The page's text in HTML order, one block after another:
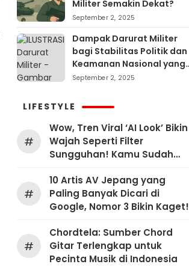
Militer Semakin Dekat?
September 2, 2025
Dampak Darurat Militer
bagi Stabilitas Politik dan
Keamanan Nasional yang
Sering Terlupakan
September 2, 2025
LIFESTYLE
#
Wow, Tren Viral ‘AI Look’ Bikin
Wajah Seperti Filter
Sungguhan! Kamu Sudah
#
10 Artis AV Jepang yang
Paling Banyak Dicari di
Google, Nomor 3 Bikin Kaget!
#
Chordtela: Sumber Chord
Gitar Terlengkap untuk
Pecinta Musik di Indonesia